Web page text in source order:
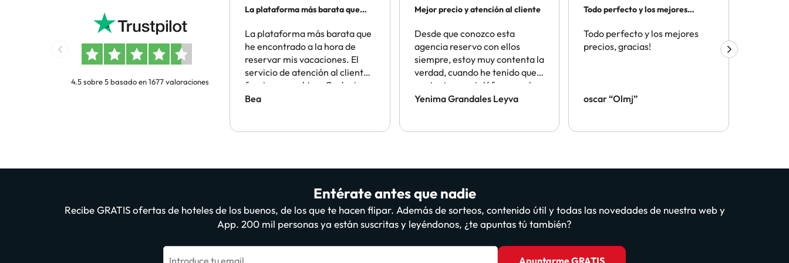
4.5 sobre 5 basado en 1677 valoraciones
La plataforma más barata que
La plataforma más barata que
he encontrado a la hora de
reservar mis vacaciones. El
servicio de atención al cliente
funciona muy bien. Cualquier
problema intentan
Bea
Mejor precio y atención al cliente
Desde que conozco esta
agencia reservo con ellos
siempre, estoy muy contenta la
verdad, cuando he tenido que
contactar por teléfono que ha
sido en escasas ocasiones me
Yenima Grandales Leyva
Todo perfecto y los mejores
Todo perfecto y los mejores
precios, gracias!
oscar “Olmj”
Entérate antes que nadie
Recibe GRATIS ofertas de hoteles de los buenos, de los que te hacen flipar. Además de sorteos, contenido útil y todas las novedades de nuestra web y
App. 200 mil personas ya están suscritas y leyéndonos, ¿te apuntas tú también?
Introduce tu email Apuntarme GRATIS